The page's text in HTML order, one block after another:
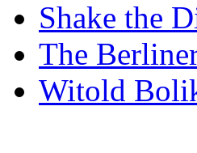
Shake the
The
Witold